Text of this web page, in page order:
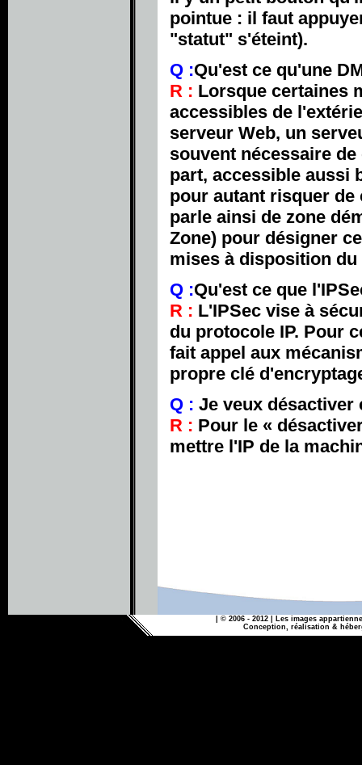
pointue : il faut
"statut" s'éteint).
Q :Qu'est ce qu'une
R : Lorsque certaines
accessibles de
serveur Web, un
souvent nécessaire
part, accessible aussi
pour autant risquer
parle ainsi de zone
Zone) pour désigner
mises à disposition
Q :Qu'est ce que
R : L'IPSec vise à
du protocole IP. Pour
fait appel aux
propre clé
Q : Je veux désactiver
R : Pour le «
mettre l'IP de la
| © 2006 - 2012 | Les images
Conception, réalisation &